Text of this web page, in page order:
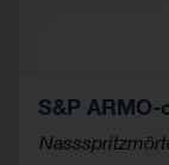
S&P